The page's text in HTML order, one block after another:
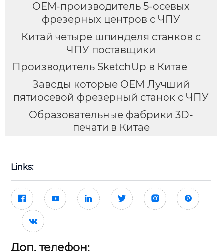
OEM-производитель 5-осевых
фрезерных центров с ЧПУ
Китай четыре шпинделя станков с
ЧПУ поставщики
Производитель SketchUp в Китае
Заводы которые OEM Лучший
пятиосевой фрезерный станок с ЧПУ
Образовательные фабрики 3D-
печати в Китае
Links:
     

Доп. телефон: